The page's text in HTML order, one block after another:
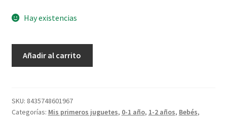
Hay existencias
cantidad
Añadir al carrito
SKU: 8435748601967
Categorías: Mis primeros juguetes, 0-1 año, 1-2 años, Bebés,